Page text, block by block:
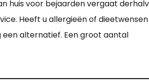
huis voor bejaarden vergaat
Heeft u allergieën of dieetwensen
een alternatief. Een groot aantal